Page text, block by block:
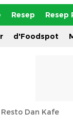
Resep Resep
d'Foodspot
Resto Dan Kafe